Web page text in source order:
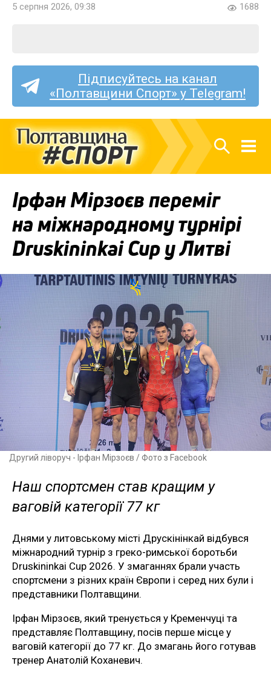
5 серпня 2026, 09:38 1688
Підписуйтесь на канал
«Полтавщини Спорт» у Telegram!
Ірфан Мірзоєв переміг
на міжнародному турнірі
Druskininkai Cup у Литві
Другий ліворуч - Ірфан Мірзоєв / Фото з Facebook
Наш спортсмен став кращим у
ваговій категорії 77 кг
Днями у литовському місті Друскінінкай відбувся
міжнародний турнір з греко-римської боротьби
Druskininkai Cup 2026. У змаганнях брали участь
спортсмени з різних країн Європи і серед них були і
представники Полтавщини.
Ірфан Мірзоєв, який тренується у Кременчуці та
представляє Полтавщину, посів перше місце у
ваговій категорії до 77 кг. До змагань його готував
тренер Анатолій Коханевич.